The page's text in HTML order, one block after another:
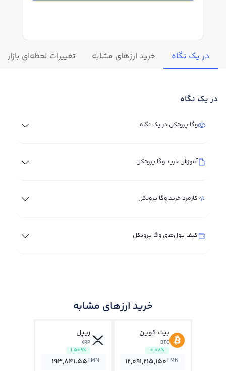
در یک نگاه خرید ارزهای مشابه تغییرات لحظه‌ای بازار
در یک نگاه
وگا پروتکل در یک نگاه
آموزش خرید وگا پروتکل
کارمزد خرید وگا پروتکل
کیف پول‌های وگا پروتکل
خرید ارزهای مشابه
بیت کوین
BTC
0.08%
12,091,215,150TMN
ریپل
XRP
1.509%
193,841.55TMN